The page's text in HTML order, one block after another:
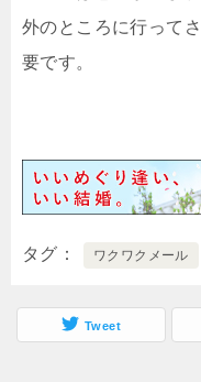
外のところに行って
要です。
タグ ワクワクメール
Tweet